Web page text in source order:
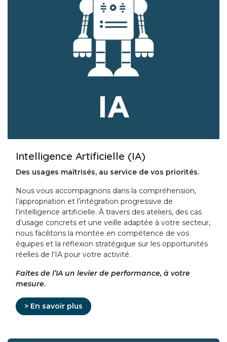
Intelligence Artificielle (IA)
Des usages maîtrisés, au service de vos priorités.
Nous vous accompagnons dans la compréhension,
l’appropriation et l’intégration progressive de
l’intelligence artificielle. À travers des ateliers, des cas
d’usage concrets et une veille adaptée à votre secteur,
nous facilitons la montée en compétence de vos
équipes et la réflexion stratégique sur les opportunités
réelles de l’IA pour votre activité.
Faites de l’IA un levier de performance, à votre
mesure.
> En savoir plus